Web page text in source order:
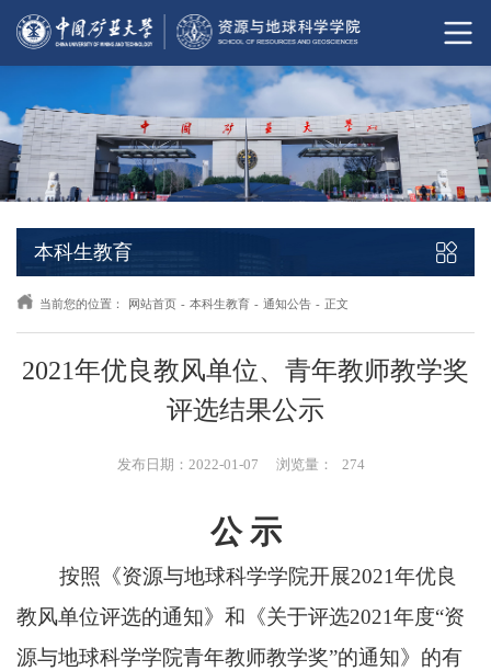
本科生教育
当前您的位置： 网站首页 - 本科生教育 - 通知公告 - 正文
2021年优良教风单位、青年教师教学奖
评选结果公示
发布日期：2022-01-07 浏览量： 274
公 示
按照《资源与地球科学学院开展2021年优良
教风单位评选的通知》和《关于评选2021年度“资
源与地球科学学院青年教师教学奖”的通知》的有